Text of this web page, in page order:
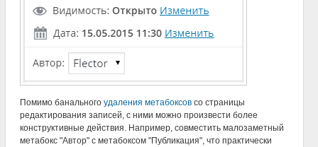
Помимо банального удаления метабоксовсо страницы
редактирования записей, с ними можно произвести более
конструктивные действия. Например, совместить малозаметный
метабокс "Автор" с метабоксом "Публикация", что практически